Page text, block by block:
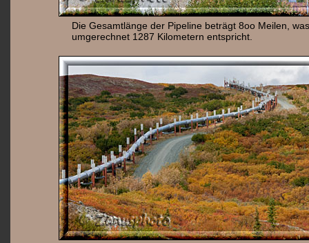
Die Gesamtlänge der Pipeline beträgt 8oo Meilen, was
umgerechnet 1287 Kilometern entspricht.